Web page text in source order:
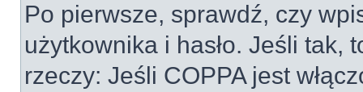
Po pierwsze, sprawdź, czy
użytkownika i hasło. Jeśli tak,
rzeczy: Jeśli COPPA jest